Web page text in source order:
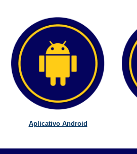
Aplicativo Android